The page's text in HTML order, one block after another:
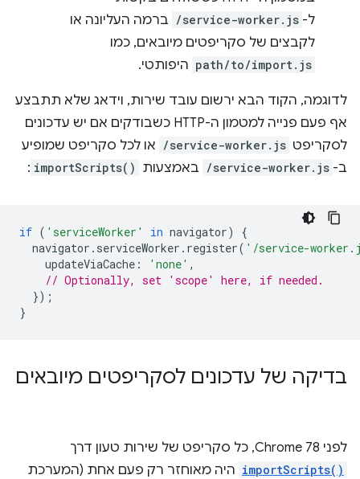
ל- /service-worker.js ברמה העליונה או
לקבצים של סקריפטים מיובאים, כמו
path/to/import.js היפותטי.
לדוגמה, הקוד הבא ירשום עובד שירות, וידאג שלא תתבצע
אף פעם פנייה למטמון ה-HTTP כשבודקים אם יש עדכונים
לסקריפט /service-worker.js או לכל סקריפט שמופיע
ב- /service-worker.js באמצעות importScripts()
:
if ( 'serviceWorker' in navigator)
{
navigator . serviceWorker . register( '/service-
updateViaCache : 'none' ,
// Optionally, set 'scope' here, if needed.
});
}
בדיקה של עדכונים לסקריפטים מיובאים
לפני Chrome 78, כל סקריפט של שירות טעון דרך
importScripts() היה מאוחזר רק פעם אחת (המערכת